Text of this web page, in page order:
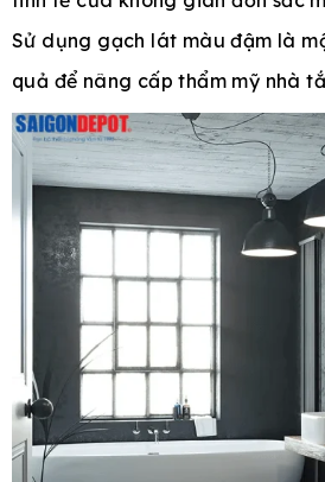
Sử dụng gạch lát màu đậm là
quả để nâng cấp thẩm mỹ nhà